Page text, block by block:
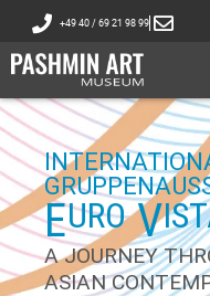
+49 40 / 69 21 98 99
EURO V
A JOURNEY
ASIAN